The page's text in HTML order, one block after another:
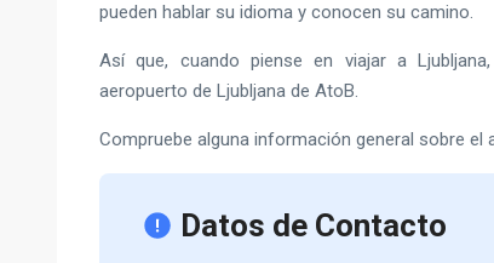
pueden hablar su idioma y conocen su camino.
Así que, cuando piense en viajar a
aeropuerto de Ljubljana de AtoB.
Compruebe alguna información general sobre el
Datos de Contacto